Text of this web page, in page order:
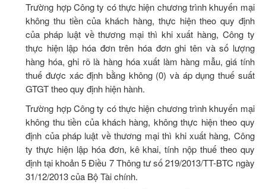
Trường hợp Công ty có thực hiện chương trình khuyến mại
không thu tiền của khách hàng, thực hiện theo quy định
của pháp luật về thương mại thì khi xuất hàng, Công ty
thực hiện lập hóa đơn trên hóa đơn ghi tên và số lượng
hàng hóa, ghi rõ là hàng hóa xuất làm hàng mẫu, giá tính
thuế được xác định bằng không (0) và áp dụng thuế suất
GTGT theo quy định hiện hành.
Trường hợp Công ty có thực hiện chương trình khuyến mại
không thu tiền của khách hàng, không thực hiện theo quy
định của pháp luật về thương mại thì khi xuất hàng, Công
ty thực hiện lập hóa đơn, kê khai, tính nộp thuế theo quy
định tại khoản 5 Điều 7 Thông tư số 219/2013/TT-BTC ngày
31/12/2013 của Bộ Tài chính.